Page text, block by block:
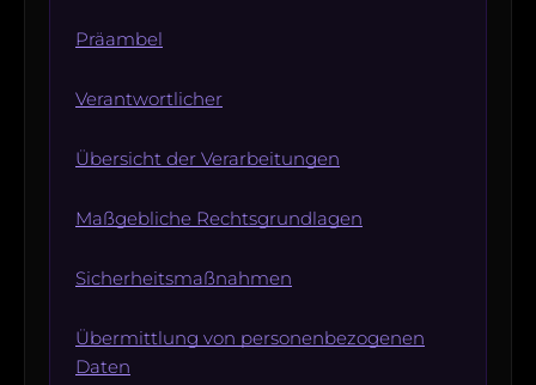
Präambel
Verantwortlicher
Übersicht der Verarbeitungen
Maßgebliche Rechtsgrundlagen
Sicherheitsmaßnahmen
Übermittlung von personenbezogenen
Daten